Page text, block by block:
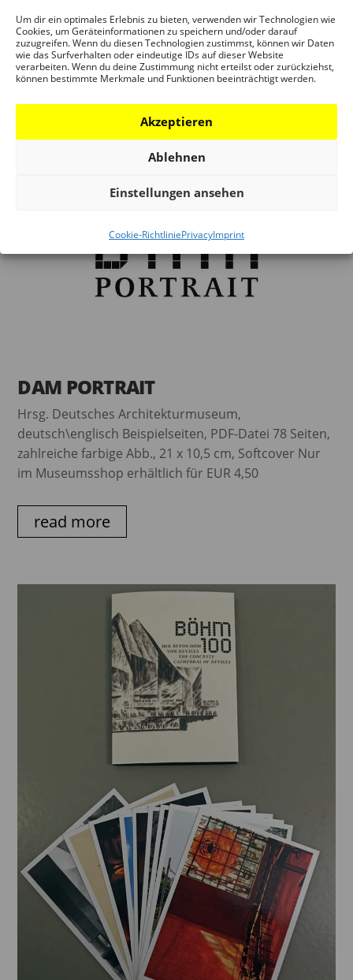
Um dir ein optimales Erlebnis zu bieten, verwenden wir Technologien wie
Cookies, um Geräteinformationen zu speichern und/oder darauf
zuzugreifen. Wenn du diesen Technologien zustimmst, können wir Daten
wie das Surfverhalten oder eindeutige IDs auf dieser Website
verarbeiten. Wenn du deine Zustimmung nicht erteilst oder zurückziehst,
können bestimmte Merkmale und Funktionen beeinträchtigt werden.
Akzeptieren
Ablehnen
Einstellungen ansehen
Cookie-RichtliniePrivacyImprint
Hrsg: Christian Schittich, Peter Cachola Schmal
Erschienen im DETAIL Verlag, Sprachen: de\en
Beispielseiten 144 Seiten, Paperback EUR 19,–
DAM PORTRAIT
Hrsg. Deutsches Architekturmuseum,
deutsch\englisch Beispielseiten, PDF-Datei 78 Seiten,
zahlreiche farbige Abb., 21 x 10,5 cm, Softcover Nur
im Museumsshop erhältlich für EUR 4,50
read more